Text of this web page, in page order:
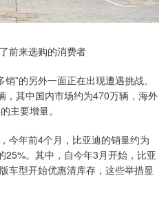
前来选购的消费者
”的另外一面正在出现遭遇挑战。
，其中国内市场约为470万辆，海外
主要增量。
年前4个月，比亚迪的销量约为
25%。其中，自今年3月开始，比亚
车型开始优惠清库存，这些举措显